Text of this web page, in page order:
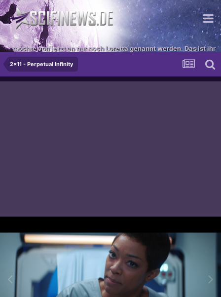
möchte von jetzt an nur noch Loretta genannt werden. Das ist ihr
Recht als Internetseite!
2x11 - Perpetual Infinity